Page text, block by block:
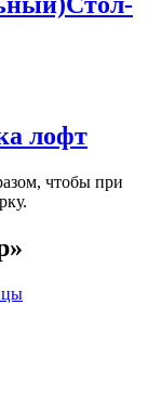
лофт
чтобы при